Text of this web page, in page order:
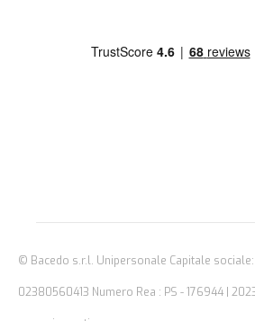
© Bacedo s.r.l. Unipersonale Capitale sociale:
02380560413 Numero Rea : PS - 176944 |